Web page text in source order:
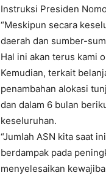
Instruksi Presiden
“Meskipun secara
daerah dan sumber-
Hal ini akan terus kami
Kemudian, terkait
penambahan alokasi
dan dalam 6 bulan
keseluruhan.
“Jumlah ASN kita saat
berdampak pada
menyelesaikan